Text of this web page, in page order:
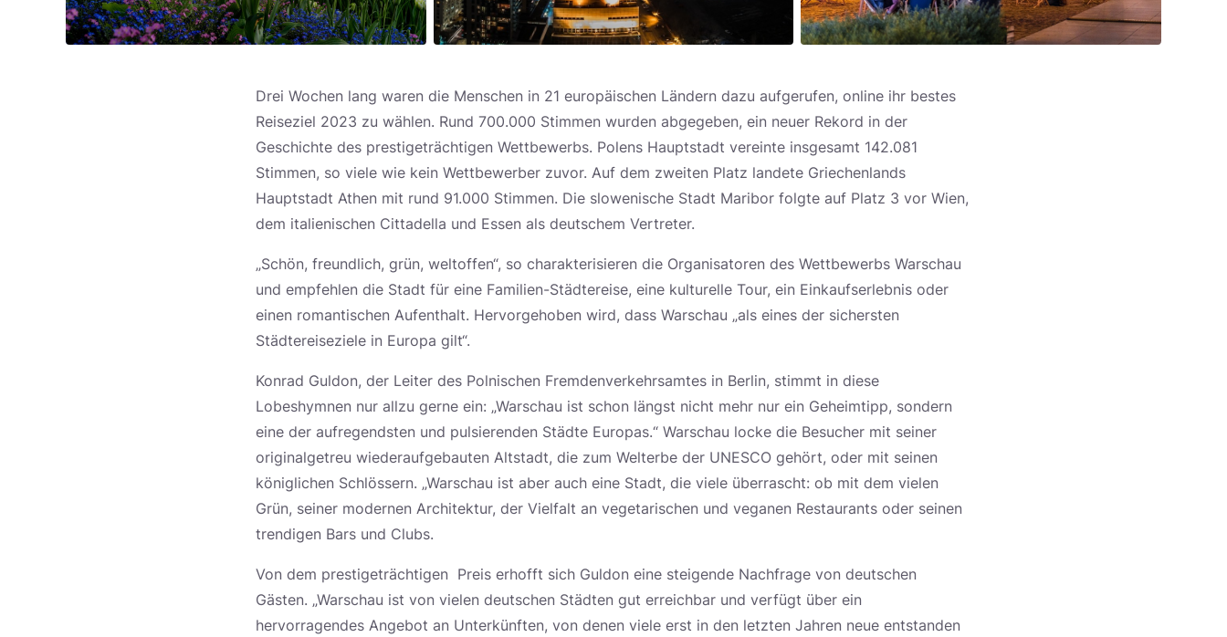
Drei Wochen lang waren die Menschen in 21 europäischen Ländern dazu aufgerufen, online ihr bestes
Reiseziel 2023 zu wählen. Rund 700.000 Stimmen wurden abgegeben, ein neuer Rekord in der
Geschichte des prestigeträchtigen Wettbewerbs. Polens Hauptstadt vereinte insgesamt 142.081
Stimmen, so viele wie kein Wettbewerber zuvor. Auf dem zweiten Platz landete Griechenlands
Hauptstadt Athen mit rund 91.000 Stimmen. Die slowenische Stadt Maribor folgte auf Platz 3 vor Wien,
dem italienischen Cittadella und Essen als deutschem Vertreter.
„Schön, freundlich, grün, weltoffen“, so charakterisieren die Organisatoren des Wettbewerbs Warschau
und empfehlen die Stadt für eine Familien-Städtereise, eine kulturelle Tour, ein Einkaufserlebnis oder
einen romantischen Aufenthalt. Hervorgehoben wird, dass Warschau „als eines der sichersten
Städtereiseziele in Europa gilt“.
Konrad Guldon, der Leiter des Polnischen Fremdenverkehrsamtes in Berlin, stimmt in diese
Lobeshymnen nur allzu gerne ein: „Warschau ist schon längst nicht mehr nur ein Geheimtipp, sondern
eine der aufregendsten und pulsierenden Städte Europas.“ Warschau locke die Besucher mit seiner
originalgetreu wiederaufgebauten Altstadt, die zum Welterbe der UNESCO gehört, oder mit seinen
königlichen Schlössern. „Warschau ist aber auch eine Stadt, die viele überrascht: ob mit dem vielen
Grün, seiner modernen Architektur, der Vielfalt an vegetarischen und veganen Restaurants oder seinen
trendigen Bars und Clubs.
Von dem prestigeträchtigen Preis erhofft sich Guldon eine steigende Nachfrage von deutschen
Gästen. „Warschau ist von vielen deutschen Städten gut erreichbar und verfügt über ein
hervorragendes Angebot an Unterkünften, von denen viele erst in den letzten Jahren neue entstanden